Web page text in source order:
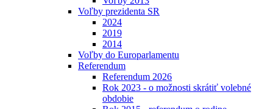
Voľby prezidenta SR
2024
2019
2014
Voľby do Europarlamentu
Referendum
Referendum 2026
Rok 2023 - o možnosti skrátiť volebné
obdobie